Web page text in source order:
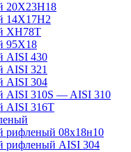
20Х23Н18
14Х17Н2
ХН78Т
95Х18
AISI 430
AISI 321
AISI 304
AISI 310S — AISI 310
AISI 316T
рифленый 08х18н10
рифленый AISI 304